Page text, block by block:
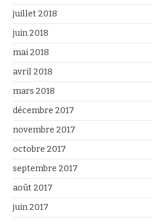
juillet 2018
juin 2018
mai 2018
avril 2018
mars 2018
décembre 2017
novembre 2017
octobre 2017
septembre 2017
août 2017
juin 2017